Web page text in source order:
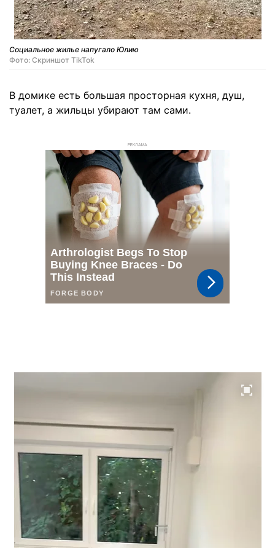
Социальное жилье напугало Юлию
Фото: Скриншот TikTok
В домике есть большая просторная кухня, душ,
туалет, а жильцы убирают там сами.
РЕКЛАМА